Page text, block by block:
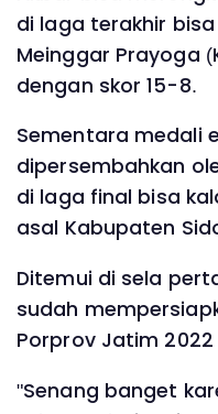
di laga terakhir
Meinggar Prayoga
dengan skor 15-8.
Sementara medali
dipersembahkan
di laga final bisa
asal Kabupaten
Ditemui di sela
sudah
Porprov Jatim
"Senang banget